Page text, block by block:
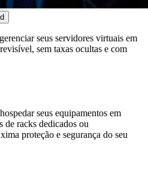
seus servidores virtuais em
sem taxas ocultas e com
seus equipamentos em
de racks dedicados ou
proteção e segurança do seu